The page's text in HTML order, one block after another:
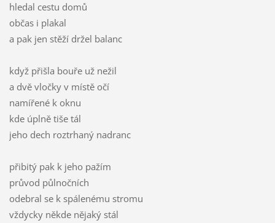
hledal cestu domů
občas i plakal
a pak jen stěží držel balanc
když přišla bouře už nežil
a dvě vločky v místě očí
namířené k oknu
kde úplně tiše tál
jeho dech roztrhaný nadranc
přibitý pak k jeho pažím
průvod půlnočních
odebral se k spálenému stromu
vždycky někde nějaký stál